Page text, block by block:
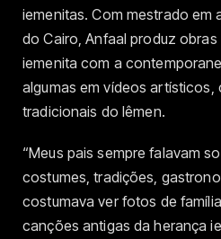
iemenitas. Com mestrado em
do Cairo, Anfaal produz
iemenita com a
algumas em vídeos artísticos,
tradicionais do Iêmen.
“Meus pais sempre falavam
costumes, tradições,
costumava ver fotos de
canções antigas da herança